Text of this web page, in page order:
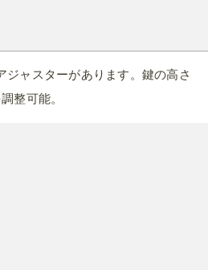
ジャスターがあります。鍵の高さ
整可能。